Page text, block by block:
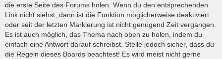
die erste Seite des Forums holen. Wenn du den entsprechenden
Link nicht siehst, dann ist die Funktion möglicherweise deaktiviert
oder seit der letzten Markierung ist nicht genügend Zeit vergangen.
Es ist auch möglich, das Thema nach oben zu holen, indem du
einfach eine Antwort darauf schreibst. Stelle jedoch sicher, dass du
die Regeln dieses Boards beachtest! Es wird meist nicht gerne